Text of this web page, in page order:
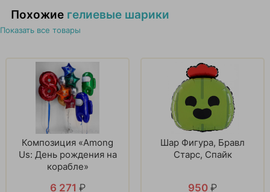
Похожие гелиевые шарики
Показать все товары
Композиция «Among
Us: День рождения на
корабле»
6 271 ₽
Шар Фигура, Бравл
Старс, Спайк
950 ₽